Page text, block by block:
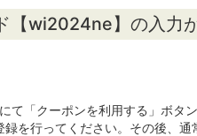
【wi2024ne】の入力
て「クーポンを利用する」ボタ
を行ってください。その後、通